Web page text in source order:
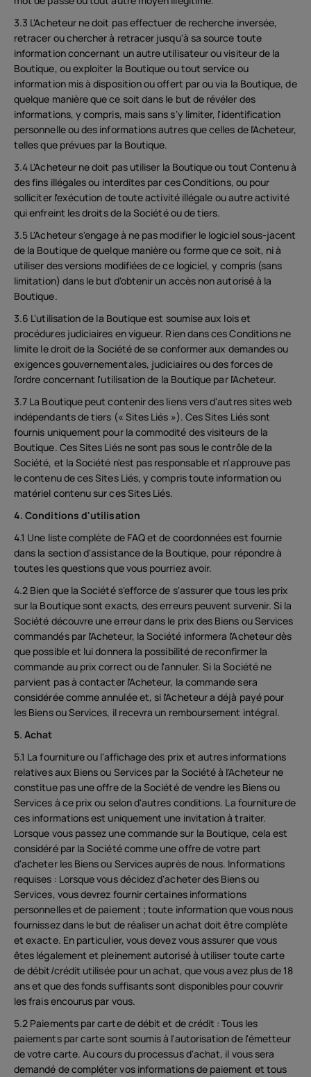
3.3 L'Acheteur ne doit pas effectuer de recherche inversée,
retracer ou chercher à retracer jusqu'à sa source toute
information concernant un autre utilisateur ou visiteur de la
Boutique, ou exploiter la Boutique ou tout service ou
information mis à disposition ou offert par ou via la Boutique, de
quelque manière que ce soit dans le but de révéler des
informations, y compris, mais sans s'y limiter, l'identification
personnelle ou des informations autres que celles de l'Acheteur,
telles que prévues par la Boutique.
3.4 L'Acheteur ne doit pas utiliser la Boutique ou tout Contenu à
des fins illégales ou interdites par ces Conditions, ou pour
solliciter l'exécution de toute activité illégale ou autre activité
qui enfreint les droits de la Société ou de tiers.
3.5 L'Acheteur s'engage à ne pas modifier le logiciel sous-jacent
de la Boutique de quelque manière ou forme que ce soit, ni à
utiliser des versions modifiées de ce logiciel, y compris (sans
limitation) dans le but d'obtenir un accès non autorisé à la
Boutique.
3.6 L'utilisation de la Boutique est soumise aux lois et
procédures judiciaires en vigueur. Rien dans ces Conditions ne
limite le droit de la Société de se conformer aux demandes ou
exigences gouvernementales, judiciaires ou des forces de
l'ordre concernant l'utilisation de la Boutique par l'Acheteur.
3.7 La Boutique peut contenir des liens vers d'autres sites web
indépendants de tiers (« Sites Liés »). Ces Sites Liés sont
fournis uniquement pour la commodité des visiteurs de la
Boutique. Ces Sites Liés ne sont pas sous le contrôle de la
Société, et la Société n'est pas responsable et n'approuve pas
le contenu de ces Sites Liés, y compris toute information ou
matériel contenu sur ces Sites Liés.
4. Conditions d'utilisation
4.1 Une liste complète de FAQ et de coordonnées est fournie
dans la section d'assistance de la Boutique, pour répondre à
toutes les questions que vous pourriez avoir.
4.2 Bien que la Société s'efforce de s'assurer que tous les prix
sur la Boutique sont exacts, des erreurs peuvent survenir. Si la
Société découvre une erreur dans le prix des Biens ou Services
commandés par l'Acheteur, la Société informera l'Acheteur dès
que possible et lui donnera la possibilité de reconfirmer la
commande au prix correct ou de l'annuler. Si la Société ne
parvient pas à contacter l'Acheteur, la commande sera
considérée comme annulée et, si l'Acheteur a déjà payé pour
les Biens ou Services, il recevra un remboursement intégral.
5. Achat
5.1 La fourniture ou l'affichage des prix et autres informations
relatives aux Biens ou Services par la Société à l'Acheteur ne
constitue pas une offre de la Société de vendre les Biens ou
Services à ce prix ou selon d'autres conditions. La fourniture de
ces informations est uniquement une invitation à traiter.
Lorsque vous passez une commande sur la Boutique, cela est
considéré par la Société comme une offre de votre part
d'acheter les Biens ou Services auprès de nous. Informations
requises : Lorsque vous décidez d'acheter des Biens ou
Services, vous devrez fournir certaines informations
personnelles et de paiement ; toute information que vous nous
fournissez dans le but de réaliser un achat doit être complète
et exacte. En particulier, vous devez vous assurer que vous
êtes légalement et pleinement autorisé à utiliser toute carte
de débit/crédit utilisée pour un achat, que vous avez plus de 18
ans et que des fonds suffisants sont disponibles pour couvrir
les frais encourus par vous.
5.2 Paiements par carte de débit et de crédit : Tous les
paiements par carte sont soumis à l'autorisation de l'émetteur
de votre carte. Au cours du processus d'achat, il vous sera
demandé de compléter vos informations de paiement et tous